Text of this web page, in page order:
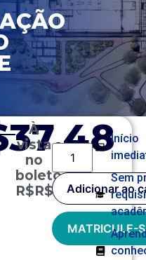
À
vista
no
boleto
R$R$149,90
Adicionar ao
MATRICULE-
Início
Sem